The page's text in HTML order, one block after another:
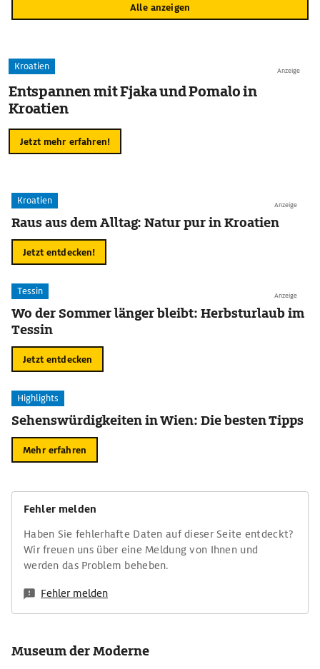
Alle anzeigen
Anzeige
Kroatien
Entspannen mit Fjaka und Pomalo in
Kroatien
Jetzt mehr erfahren!
Anzeige
Kroatien
Raus aus dem Alltag: Natur pur in Kroatien
Jetzt entdecken!
Anzeige
Tessin
Wo der Sommer länger bleibt: Herbsturlaub im
Tessin
Jetzt entdecken
Highlights
Sehenswürdigkeiten in Wien: Die besten Tipps
Mehr erfahren
Fehler melden
Haben Sie fehlerhafte Daten auf dieser Seite entdeckt?
Wir freuen uns über eine Meldung von Ihnen und
werden das Problem beheben.
Fehler melden
Museum der Moderne